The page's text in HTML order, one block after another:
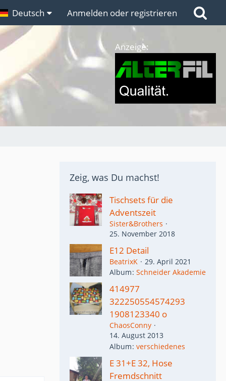
Links
Deutsch Anmelden oder registrieren
Anzeige:
Zeig, was Du machst!
Tischsets für die
Adventszeit
Sister&Brothers
25. November 2018
E12 Detail
BeatrixK
29. April 2021
Album Schneider Akademie
414977
322250554574293
1908123340 o
ChaosConny
14. August 2013
Album verschiedenes
E 31+E 32, Hose
Fremdschnitt